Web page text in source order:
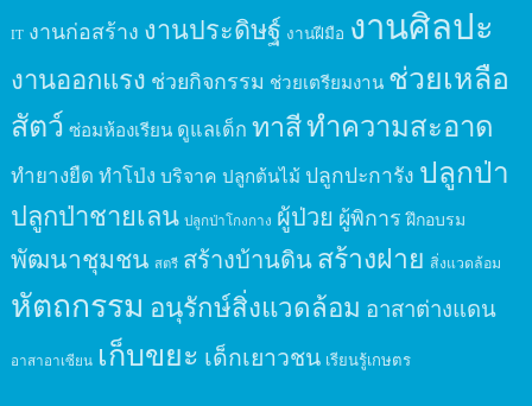
IT งานก่อสร้าง งานประดิษฐ์ งานฝีมือ งานศิลปะ
งานออกแรง ช่วยกิจกรรม ช่วยเตรียมงาน ช่วยเหลือ
สัตว์ ซ่อมห้องเรียน ดูแลเด็ก ทาสีทำความสะอาด
ทำยางยืด ทำโป่ง บริจาค ปลูกต้นไม้ ปลูกปะการัง ปลูกป่า
ปลูกป่าชายเลน ปลูกป่าโกงกาง ผู้ป่วย ผู้พิการ ฝึกอบรม
พัฒนาชุมชน สตรี สร้างบ้านดินสร้างฝาย สิ่งแวดล้อม
หัตถกรรม อนุรักษ์สิ่งแวดล้อม อาสาต่างแดน
อาสาอาเซียน เก็บขยะ เด็กเยาวชน เรียนรู้เกษตร